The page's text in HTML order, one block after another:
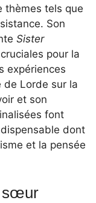
thèmes tels que
Son
Sister
pour la
expériences
de Lorde sur la
et son
font
dont
et la pensée
sœur